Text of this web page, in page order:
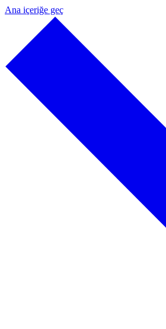
Ana içeriğe geç